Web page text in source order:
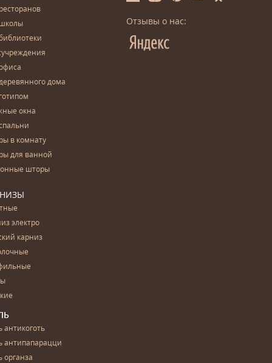
дома
окна
в комнату
для ванной
шторы
электро
карниз
антикоготь
антипапарацци
органза
Отзывы о нас: